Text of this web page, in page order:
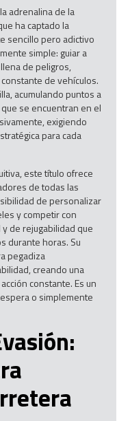
adrenalina de la
ha captado la
sencillo pero adictivo
simple: guiar a
de peligros,
de vehículos.
acumulando puntos a
se encuentran en el
exigiendo
para cada
este título ofrece
de todas las
de personalizar
y competir con
de rejugabilidad que
durante horas. Su
pegadiza
creando una
constante. Es un
o simplemente